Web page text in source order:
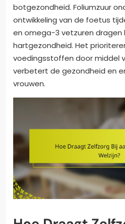
botgezondheid. Foliumzuur
ontwikkeling van de foetus
en omega-3 vetzuren dragen
hartgezondheid. Het
voedingsstoffen door middel
verbetert de gezondheid en
vrouwen.